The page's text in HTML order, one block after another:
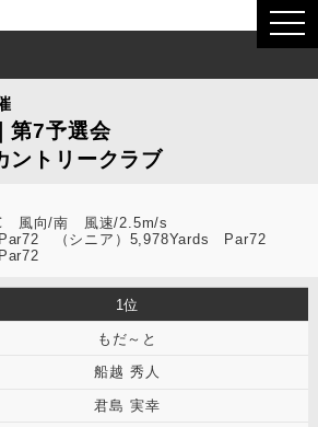
第7予選会
ントリークラブ
風向/南 風速/2.5m/s
Par72 （シニア）5,978Yards Par72
1位
もだ～と
船越 秀人
君島 実幸